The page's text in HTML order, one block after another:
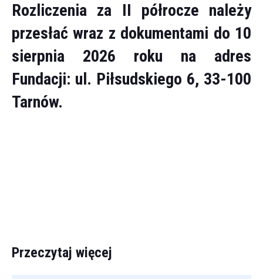
Rozliczenia za II półrocze należy
przesłać wraz z dokumentami do 10
sierpnia 2026 roku na adres
Fundacji: ul. Piłsudskiego 6, 33-100
Tarnów.
Przeczytaj więcej